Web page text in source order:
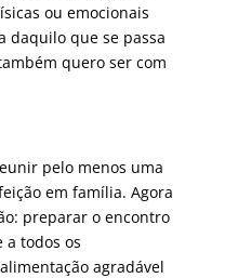
ou emocionais
daquilo que se passa
quero ser com
pelo menos uma
em família. Agora
preparar o encontro
a todos os
agradável